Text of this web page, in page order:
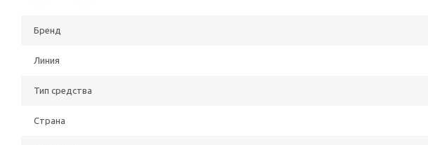
Бренд
Линия
Тип средства
Страна